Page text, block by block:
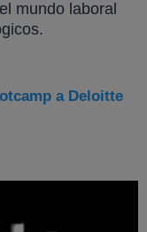
mundo laboral
a Deloitte